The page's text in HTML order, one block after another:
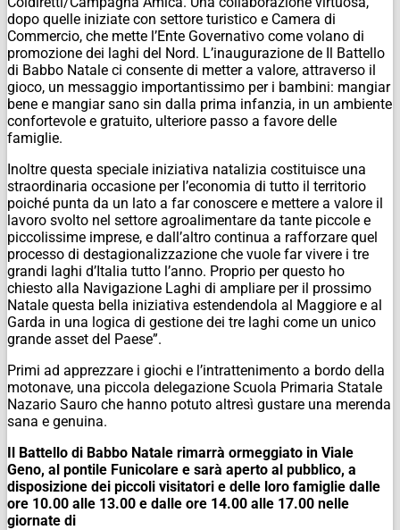
dopo quelle iniziate con settore turistico e Camera di
Commercio, che mette l’Ente Governativo come volano di
promozione dei laghi del Nord. L’inaugurazione de Il Battello
di Babbo Natale ci consente di metter a valore, attraverso il
gioco, un messaggio importantissimo per i bambini: mangiar
bene e mangiar sano sin dalla prima infanzia, in un ambiente
confortevole e gratuito, ulteriore passo a favore delle
famiglie.
Inoltre questa speciale iniziativa natalizia costituisce una
straordinaria occasione per l’economia di tutto il territorio
poiché punta da un lato a far conoscere e mettere a valore il
lavoro svolto nel settore agroalimentare da tante piccole e
piccolissime imprese, e dall’altro continua a rafforzare quel
processo di destagionalizzazione che vuole far vivere i tre
grandi laghi d’Italia tutto l’anno. Proprio per questo ho
chiesto alla Navigazione Laghi di ampliare per il prossimo
Natale questa bella iniziativa estendendola al Maggiore e al
Garda in una logica di gestione dei tre laghi come un unico
grande asset del Paese”.
Primi ad apprezzare i giochi e l’intrattenimento a bordo della
motonave, una piccola delegazione Scuola Primaria Statale
Nazario Sauro che hanno potuto altresì gustare una merenda
sana e genuina.
Il Battello di Babbo Natale rimarrà ormeggiato in Viale
Geno, al pontile Funicolare e sarà aperto al pubblico, a
disposizione dei piccoli visitatori e delle loro famiglie dalle
ore 10.00 alle 13.00 e dalle ore 14.00 alle 17.00 nelle
giornate di